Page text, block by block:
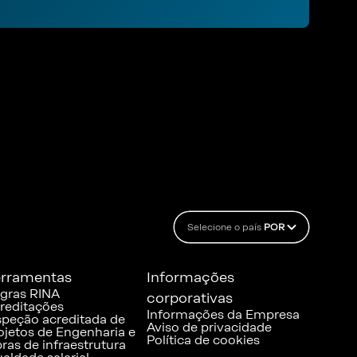
Selecione o país POR
RINA
acreditada de
de Engenharia e
de infraestrutura
Informações
corporativas
Informações da Empresa
Aviso de privacidade
Política de cookies